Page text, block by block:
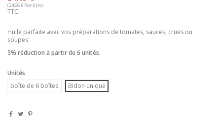
(24,66 € Por litro)
TTC
Huile parfaite avec vos préparations de tomates, sauces, crues ou
soupes
5% réduction à partir de 6 unités.
Unités
boîte de 6 boîtes
Bidon unique